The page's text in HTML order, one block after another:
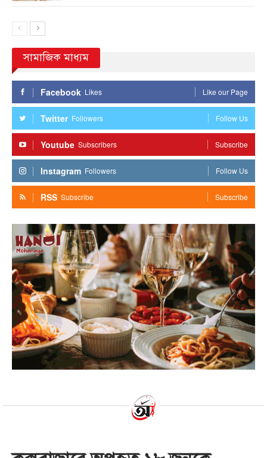
সামাজিক মাধ্যম
Facebook Likes Like our Page
Twitter Followers Follow Us
Youtube Subscribers Subscribe
Instagram Followers Follow Us
RSS Subscribe Subscribe